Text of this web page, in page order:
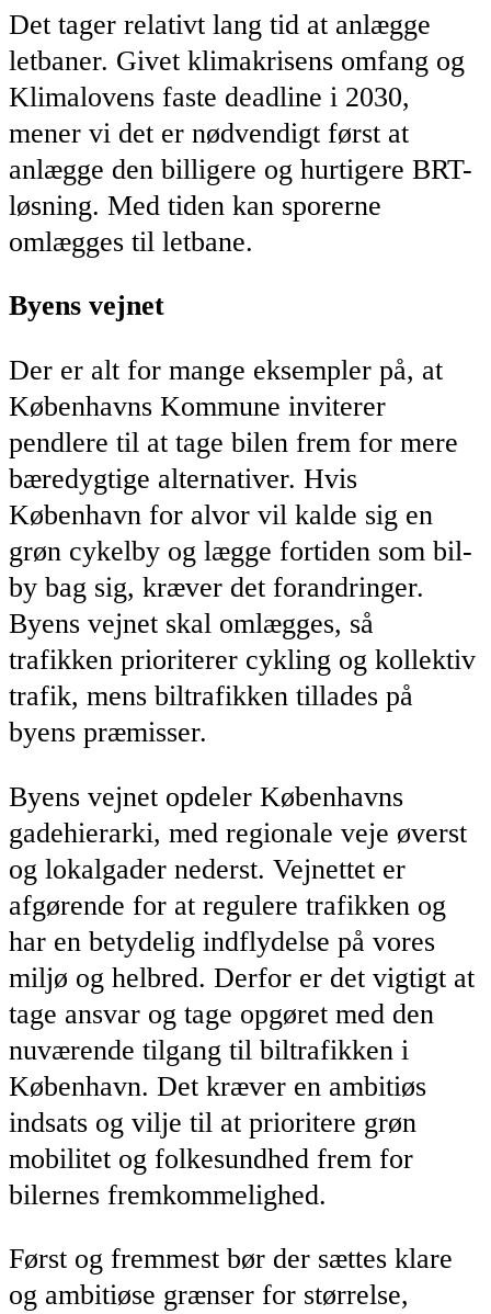
Det tager relativt lang tid at anlægge
letbaner. Givet klimakrisens omfang og
Klimalovens faste deadline i 2030,
mener vi det er nødvendigt først at
anlægge den billigere og hurtigere BRT-
løsning. Med tiden kan sporerne
omlægges til letbane.
Byens vejnet
Der er alt for mange eksempler på, at
Københavns Kommune inviterer
pendlere til at tage bilen frem for mere
bæredygtige alternativer. Hvis
København for alvor vil kalde sig en
grøn cykelby og lægge fortiden som bil-
by bag sig, kræver det forandringer.
Byens vejnet skal omlægges, så
trafikken prioriterer cykling og kollektiv
trafik, mens biltrafikken tillades på
byens præmisser.
Byens vejnet opdeler Københavns
gadehierarki, med regionale veje øverst
og lokalgader nederst. Vejnettet er
afgørende for at regulere trafikken og
har en betydelig indflydelse på vores
miljø og helbred. Derfor er det vigtigt at
tage ansvar og tage opgøret med den
nuværende tilgang til biltrafikken i
København. Det kræver en ambitiøs
indsats og vilje til at prioritere grøn
mobilitet og folkesundhed frem for
bilernes fremkommelighed.
Først og fremmest bør der sættes klare
og ambitiøse grænser for størrelse,